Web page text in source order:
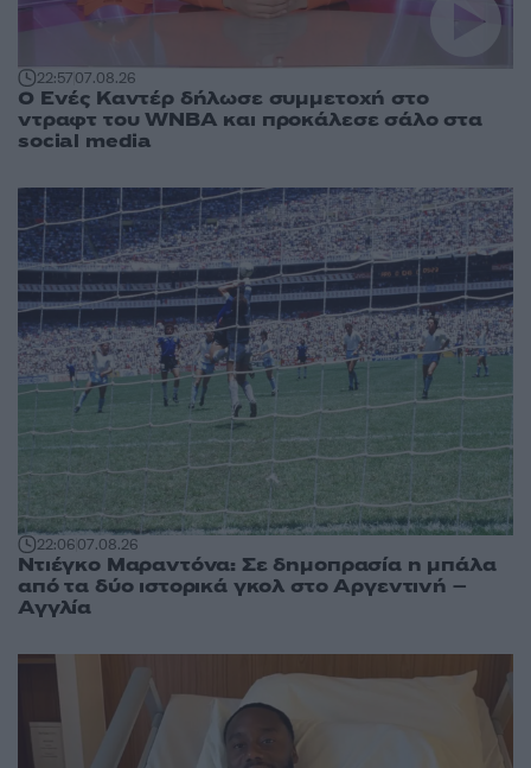
22:5707.08.26
Ο Ενές Καντέρ δήλωσε συμμετοχή στο
ντραφτ του WNBA και προκάλεσε σάλο στα
social media
22:0607.08.26
Ντιέγκο Μαραντόνα: Σε δημοπρασία η μπάλα
από τα δύο ιστορικά γκολ στο Αργεντινή –
Αγγλία